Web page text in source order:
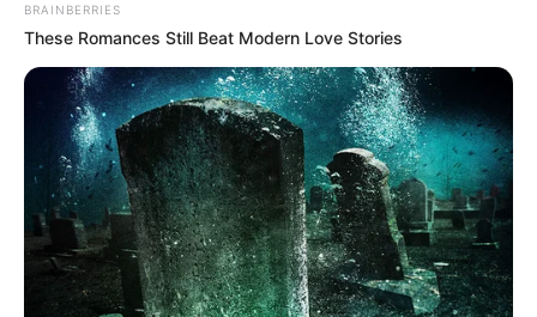
BRAINBERRIES
These Romances Still Beat Modern Love Stories